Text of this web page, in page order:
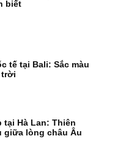
biết
tế tại Bali: Sắc màu
trời
tại Hà Lan: Thiên
giữa lòng châu Âu